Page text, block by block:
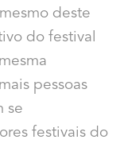
deste
do festival
pessoas
se
festivais do